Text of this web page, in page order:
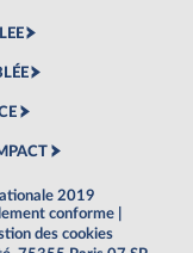
2019
conforme
des cookies